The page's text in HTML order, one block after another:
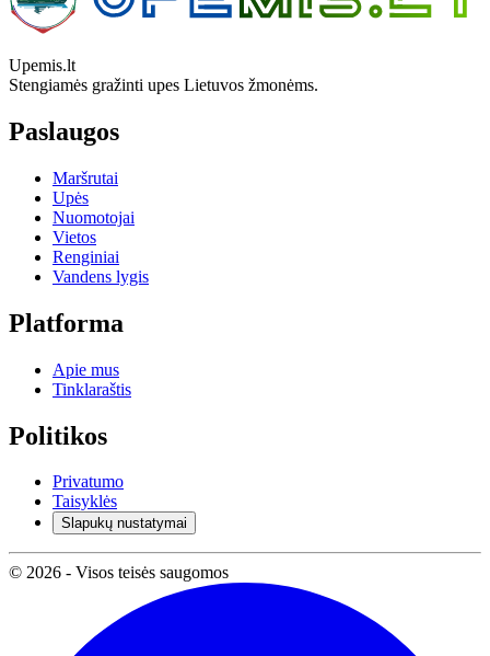
Upemis.lt
Stengiamės gražinti upes Lietuvos žmonėms.
Paslaugos
Maršrutai
Upės
Nuomotojai
Vietos
Renginiai
Vandens lygis
Platforma
Apie mus
Tinklaraštis
Politikos
Privatumo
Taisyklės
Slapukų nustatymai
© 2026 - Visos teisės saugomos